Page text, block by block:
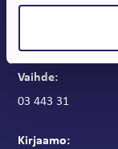
Vaihde:
03 443 31
Kirjaamo: